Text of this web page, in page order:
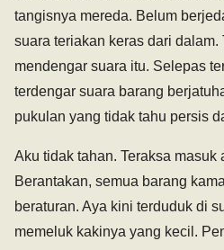
tangisnya mereda. Belum
suara teriakan keras dari dalam.
mendengar suara itu. Selepas
terdengar suara barang
pukulan yang tidak tahu persis
Aku tidak tahan. Teraksa masuk
Berantakan, semua barang
beraturan. Aya kini terduduk di
memeluk kakinya yang kecil.